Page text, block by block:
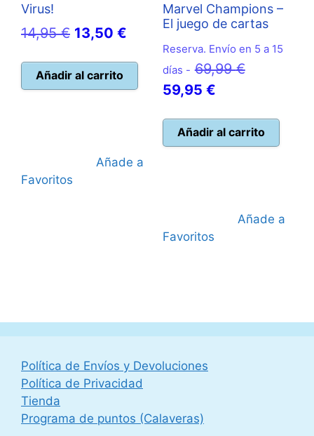
Virus!
14,95€ El
original
era:
13,50 €
precio
actual
es:
13,50 €.
Añadir al carrito
Añade a
Favoritos
Marvel Champions –
El juego de cartas
Reserva. Envío en 5 a 15
días - 69,99€El
era:
69,99 €.
59,95 €El
actual
es:
Añadir al carrito
Añade a
Favoritos
Política de Envíos y Devoluciones
Política de Privacidad
Tienda
Programa de puntos (Calaveras)